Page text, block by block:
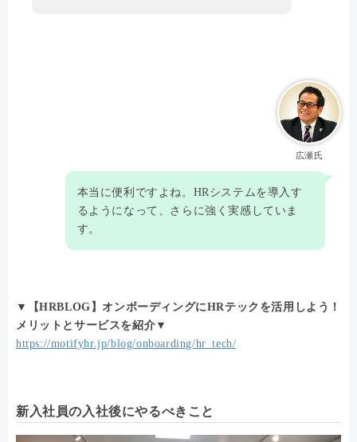
広瀬氏
本当に便利ですよね。HRシステムを導入す
るようになって、さらに強く実感していま
す。
▼【HRBLOG】オンボーディングにHRテックを活用しよう！
メリットとサービスを紹介▼
https://motifyhr.jp/blog/onboarding/hr_tech/
新入社員の入社後にやるべきこと